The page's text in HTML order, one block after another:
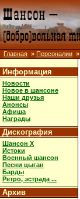
Главная » Персоналии »
Информация
Новости
Новое в шансоне
Наши друзья
Анонсы
Афиша
Награды
Дискография
Шансон X
Истоки
Военный шансон
Песни цыган
Барды
Ретро, эстрада ...
Архив